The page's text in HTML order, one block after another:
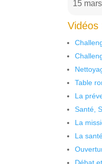
15
Vidéos
Table
La
Santé,
La
La